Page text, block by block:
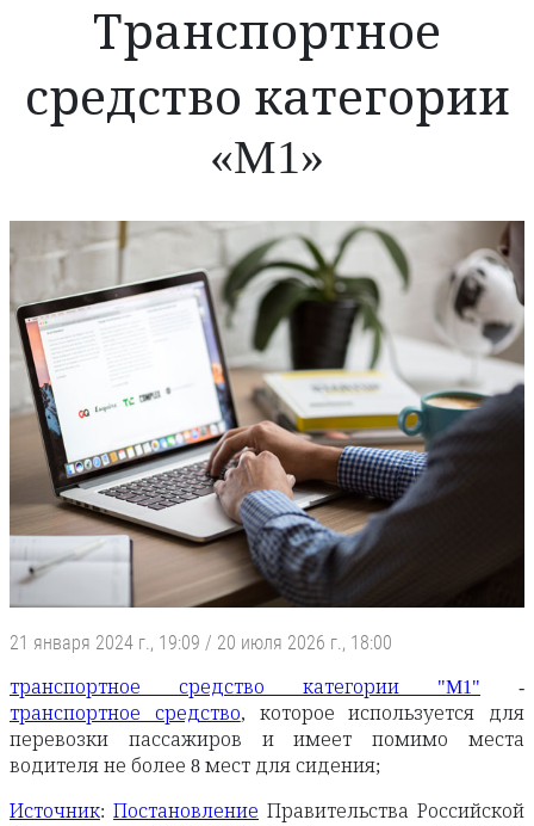
Транспортное
средство категории
«M1»
21 января 2024 г., 19:09 / 20 июля 2026 г., 18:00
транспортное средство категории "M1" -
транспортное средство, которое используется для
перевозки пассажиров и имеет помимо места
водителя не более 8 мест для сидения;
Источник: Постановление Правительства Российской